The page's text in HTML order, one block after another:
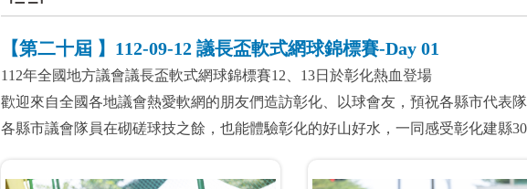
【第二十屆 】112-09-12 議長盃軟式網球錦標賽-Day 01
112年全國地方議會議長盃軟式網球錦標賽12、13日於彰化熱血登場
歡迎來自全國各地議會熱愛軟網的朋友們造訪彰化、以球會友，預祝各縣市代表
各縣市議會隊員在砌磋球技之餘，也能體驗彰化的好山好水，一同感受彰化建縣